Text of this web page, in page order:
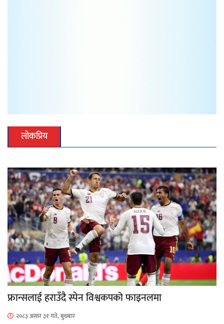
लोकप्रिय
फ्रान्सलाई हराउँदै स्पेन विश्वकपको फाइनलमा
२०८३ असार ३१ गते, बुधबार